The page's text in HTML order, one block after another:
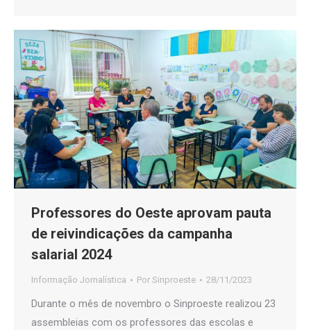
Professores do Oeste aprovam pauta
de reivindicações da campanha
salarial 2024
Informação Jornalística Por Sinproeste 28/11/2023
Durante o mês de novembro o Sinproeste realizou 23
assembleias com os professores das escolas e